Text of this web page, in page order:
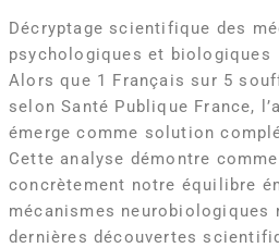
Décryptage scientifique des
psychologiques et biologiques
Alors que 1 Français sur 5
selon Santé Publique France,
émerge comme solution
Cette analyse démontre
concrètement notre équilibre
mécanismes neurobiologiques
dernières découvertes